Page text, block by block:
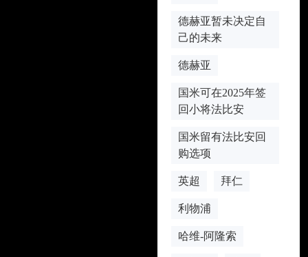
德赫亚暂未决定自
己的未来
德赫亚
国米可在2025年签
回小将法比安
国米留有法比安回
购选项
英超 拜仁
利物浦
哈维-阿隆索